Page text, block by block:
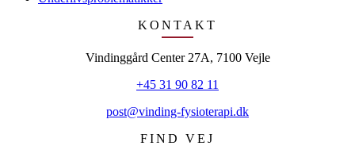
KONTAKT
Vindinggård Center 27A, 7100 Vejle
+45 31 90 82 11
post@vinding-fysioterapi.dk
FIND VEJ